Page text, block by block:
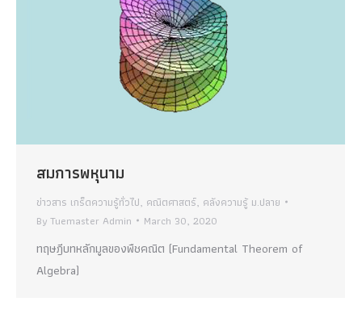
สมการพหุนาม
ข่าวสาร เกร็ดความรู้ทั่วไป, คณิตศาสตร์, คลังความรู้ ม.ปลาย
ByTuemaster Admin March 30, 2020
ทฤษฎีบทหลักมูลของพืชคณิต (Fundamental Theorem of
Algebra)